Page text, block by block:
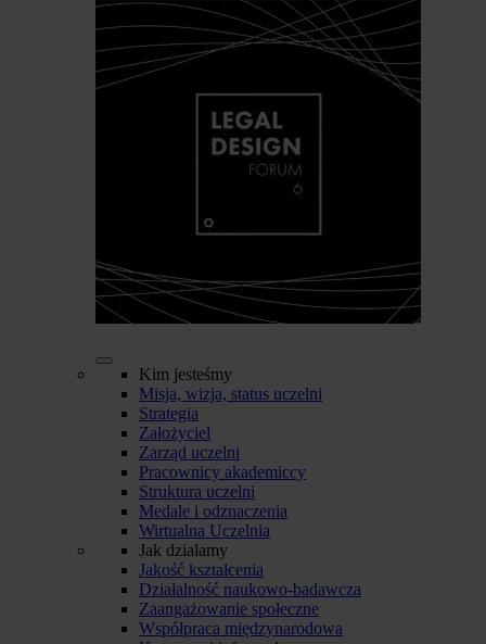
Kim jesteśmy
Misja, wizja, status uczelni
Strategia
Założyciel
Zarząd uczelni
Pracownicy akademiccy
Struktura uczelni
Medale i odznaczenia
Wirtualna Uczelnia
Jak działamy
Jakość kształcenia
Działalność naukowo-badawcza
Zaangażowanie społeczne
Współpraca międzynarodowa